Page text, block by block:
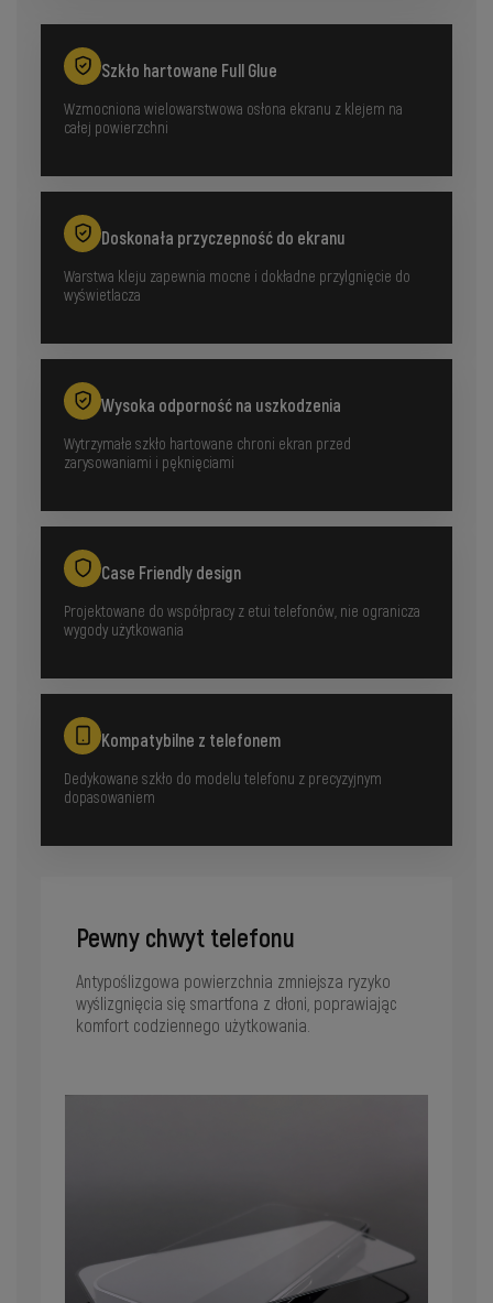
Szkło hartowane Full Glue
Wzmocniona wielowarstwowa osłona ekranu z klejem na
całej powierzchni
Doskonała przyczepność do ekranu
Warstwa kleju zapewnia mocne i dokładne przylgnięcie do
wyświetlacza
Wysoka odporność na uszkodzenia
Wytrzymałe szkło hartowane chroni ekran przed
zarysowaniami i pęknięciami
Case Friendly design
Projektowane do współpracy z etui telefonów, nie ogranicza
wygody użytkowania
Kompatybilne z telefonem
Dedykowane szkło do modelu telefonu z precyzyjnym
dopasowaniem
Pewny chwyt telefonu
Antypoślizgowa powierzchnia zmniejsza ryzyko
wyślizgnięcia się smartfona z dłoni, poprawiając
komfort codziennego użytkowania.